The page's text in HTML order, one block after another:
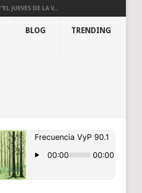
“EL JUEVES DE LA V...
BLOG TRENDING